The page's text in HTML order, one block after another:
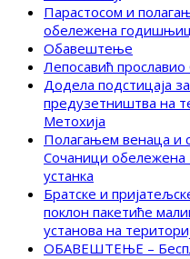
Парастосом и
обележена
Обавештење
Лепосавић прославио
Додела подстицаја
предузетништва на
Метохија
Полагањем венаца и
Сочаници
устанка
Братске и
поклон пакетиће
установа на
ОБАВЕШТЕЊЕ –